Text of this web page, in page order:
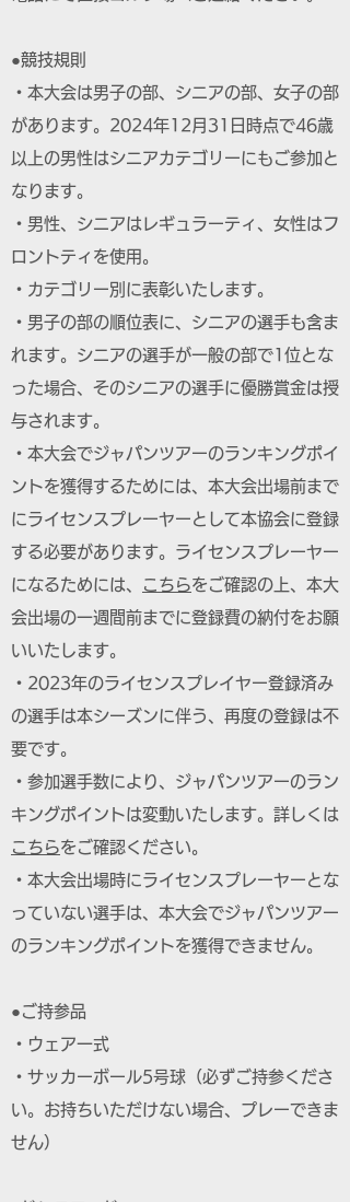
●競技規則
・本大会は男子の部、シニアの部、女子の部
があります。2024年12月31日時点で46歳
以上の男性はシニアカテゴリーにもご参加と
なります。
・男性、シニアはレギュラーティ、女性はフ
ロントティを使用。
・カテゴリー別に表彰いたします。
・男子の部の順位表に、シニアの選手も含ま
れます。シニアの選手が一般の部で1位とな
った場合、そのシニアの選手に優勝賞金は授
与されます。
・本大会でジャパンツアーのランキングポイ
ントを獲得するためには、本大会出場前まで
にライセンスプレーヤーとして本協会に登録
する必要があります。ライセンスプレーヤー
になるためには、
こちらをご確認の上、本大
会出場の一週間前までに登録費の納付をお願
いいたします。
・2023年のライセンスプレイヤー登録済み
の選手は本シーズンに伴う、再度の登録は不
要です。
・参加選手数により、ジャパンツアーのラン
キングポイントは変動いたします。詳しくは
こちらをご確認ください。
・本大会出場時にライセンスプレーヤーとな
っていない選手は、本大会でジャパンツアー
のランキングポイントを獲得できません。
●ご持参品
・ウェア一式
・サッカーボール5号球（必ずご持参くださ
い。お持ちいただけない場合、プレーできま
せん）